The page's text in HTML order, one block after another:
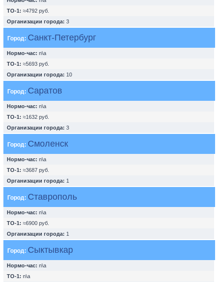
ТО-1: ≈4792 руб.
Организации города: 3
Город: Санкт-Петербург
Нормо-час: n\a
ТО-1: ≈5693 руб.
Организации города: 10
Город: Саратов
Нормо-час: n\a
ТО-1: ≈1632 руб.
Организации города: 3
Город: Смоленск
Нормо-час: n\a
ТО-1: ≈3687 руб.
Организации города: 1
Город: Ставрополь
Нормо-час: n\a
ТО-1: ≈6900 руб.
Организации города: 1
Город: Сыктывкар
Нормо-час: n\a
ТО-1: n\a